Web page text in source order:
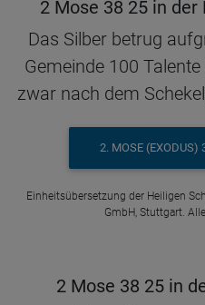
2 Mose 38 25 in
Das Silber betrug
Gemeinde 100
zwar nach dem
2. MOSE (EXODUS)
Einheitsübersetzung der Heiligen
GmbH, Stuttgart.
2 Mose 38 25 in